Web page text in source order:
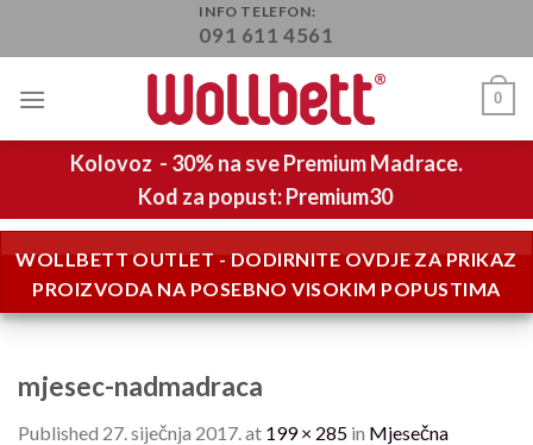
INFO TELEFON:
091 611 4561
0
Kolovoz - 30% na sve Premium Madrace.
Kod za popust: Premium30
WOLLBETT OUTLET - DODIRNITE OVDJE ZA PRIKAZ
PROIZVODA NA POSEBNO VISOKIM POPUSTIMA
mjesec-nadmadraca
Published 27. siječnja 2017. at 199 × 285 in Mjesečna